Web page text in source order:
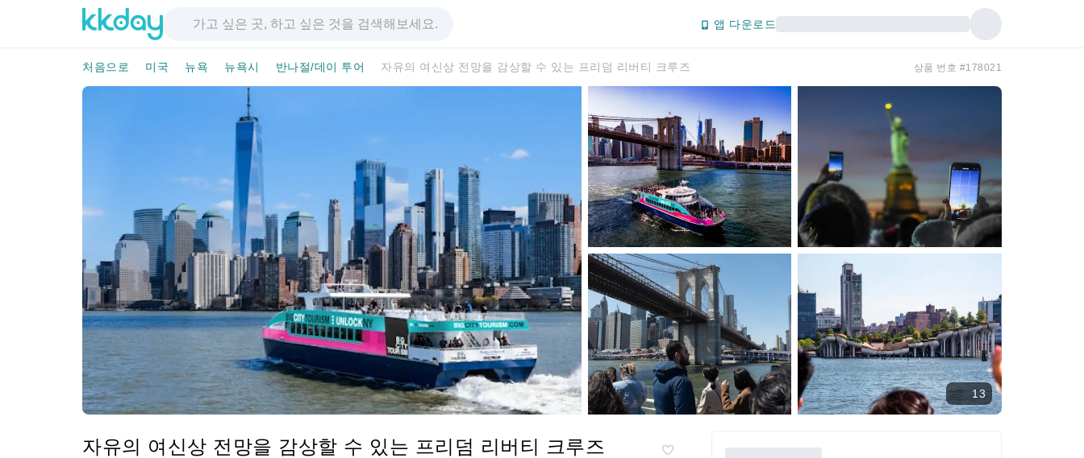
앱 다운로드
처음으로 미국 뉴욕 뉴욕시 반나절/데이 투어 자유의 여신상 전망을 감상할 수 있는 프리덤 리버티 크루즈 상품 번호 #178021
13
자유의 여신상 전망을 감상할 수 있는 프리덤 리버티 크루즈